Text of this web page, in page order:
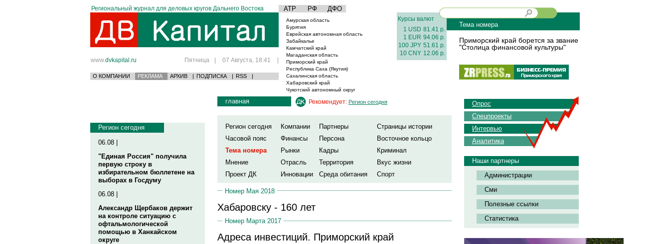
Региональный журнал для деловых кругов Дальнего Востока АТР РФ ДФО
www.dvkapital.ru Пятница | 07 Августа, 18:41 |
О КОМПАНИИ РЕКЛАМА АРХИВ | ПОДПИСКА | RSS |
Амурская область
Бурятия
Еврейская автономная область
Забайкалье
Камчатский край
Магаданская область
Приморский край
Республика Саха (Якутия)
Сахалинская область
Хабаровский край
Чукотский автономный округ
Курсы валют
1 USD 81.41 р.
1 EUR 94.06 р.
100 JPY 51.61 р.
10 CNY 12.06 р.
Тема номера
Приморский край борется за звание
"Столица финансовой культуры"
Регион сегодня
06.08 |
"Единая Россия" получила
первую строку в
избирательном бюллетене на
выборах в Госдуму
06.08 |
Александр Щербаков держит
на контроле ситуацию с
офтальмологической
помощью в Ханкайском
округе
главная Рекомендует: Регион сегодня
Регион сегодня Компании Партнеры
Страницы истории
Часовой пояс
Финансы Персона
Восточное кольцо
Тема номера
Рынки Кадры
Криминал
Мнение
Отрасль Территория
Вкус жизни
Проект ДК
Инновации Среда обитания Спорт
Номер Мая 2018
Хабаровску - 160 лет
Номер Марта 2017
Адреса инвестиций. Приморский край
Опрос
Спецпроекты
Интервью
Аналитика
Наши партнеры
Администрации
Сми
Полезные ссылки
Статистика